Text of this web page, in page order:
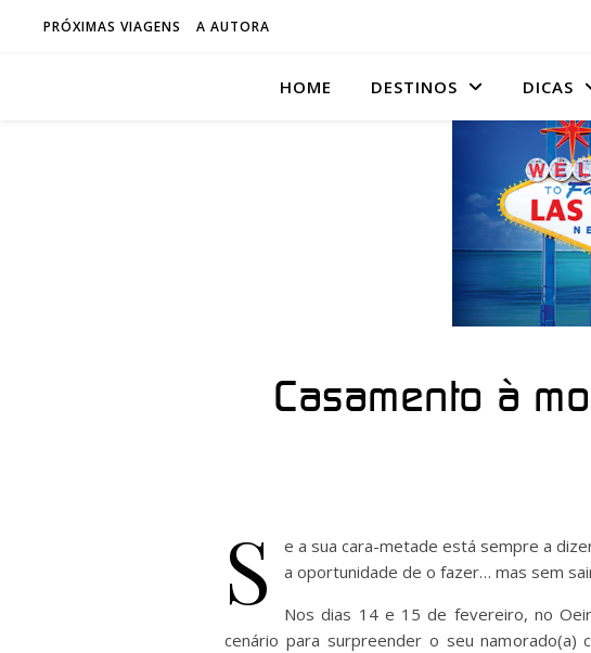
PRÓXIMAS VIAGENS A AUTORA
HOME DESTINOS DICAS
Casamento à
S
e a sua cara-metade está sempre a
a oportunidade de o fazer… mas sem
Nos dias 14 e 15 de fevereiro, no
cenário para surpreender o seu namorado(a)